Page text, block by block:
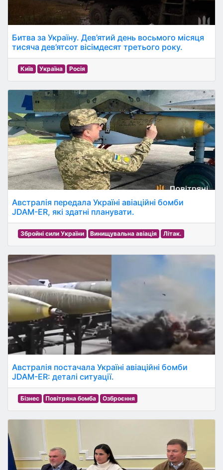
Битва за Україну. Дев’ятий день восьмого місяця
тисяча дев’ятсот вісімдесят третього року.
Київ Україна Росія
Австралія передала Україні авіаційні бомби
JDAM-ER, які здатні планувати.
Збройні сили України Винищувальна авіація Літак.
Австралія постачала Україні авіаційні бомби
JDAM-ER: деталі ситуації.
Бізнес Повітряна бомба Озброєння